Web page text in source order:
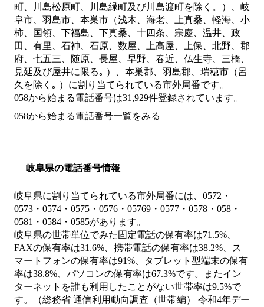
町、川島松原町、川島緑町及び川島渡町を除く。）、岐
阜市、羽島市、本巣市（浅木、海老、上真桑、軽海、小
柿、国領、下福島、下真桑、十四条、宗慶、温井、政
田、有里、石神、石原、数屋、上高屋、上保、北野、郡
府、七五三、随原、長屋、早野、春近、仏生寺、三橋、
見延及び屋井に限る｡ ）、本巣郡、羽島郡、瑞穂市（呂
久を除く｡ ） に割り当てられている市外局番です。
058から始まる電話番号は31,929件登録されています。
058から始まる電話番号一覧をみる
岐阜県の電話番号情報
岐阜県に割り当てられている市外局番には、0572・
0573・0574・0575・0576・05769・0577・0578・058・
0581・0584・0585があります。
岐阜県の世帯単位でみた固定電話の保有率は71.5%、
FAXの保有率は31.6%、携帯電話の保有率は38.2%、ス
マートフォンの保有率は91%、タブレット型端末の保有
率は38.8%、パソコンの保有率は67.3%です。またイン
ターネットを誰も利用したことがない世帯率は9.5%で
す。（総務省 通信利用動向調査（世帯編） 令和4年デー